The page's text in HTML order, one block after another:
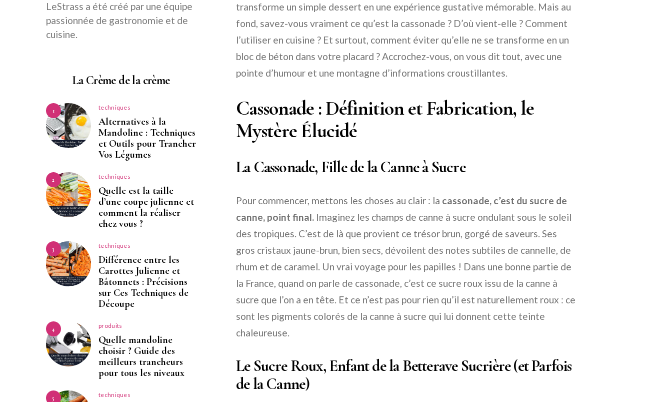
transforme un simple dessert en une expérience gustative mémorable. Mais au
fond, savez-vous vraiment ce qu’est la cassonade ? D’où vient-elle ? Comment
l’utiliser en cuisine ? Et surtout, comment éviter qu’elle ne se transforme en un
bloc de béton dans votre placard ? Accrochez-vous, on vous dit tout, avec une
pointe d’humour et une montagne d’informations croustillantes.
Cassonade : Définition et Fabrication, le
Mystère Élucidé
La Cassonade, Fille de la Canne à Sucre
Pour commencer, mettons les choses au clair : la cassonade, c’est du sucre de
canne, point final. Imaginez les champs de canne à sucre ondulant sous le soleil
des tropiques. C’est de là que provient ce trésor brun, gorgé de saveurs. Ses
gros cristaux jaune-brun, bien secs, dévoilent des notes subtiles de cannelle, de
rhum et de caramel. Un vrai voyage pour les papilles ! Dans une bonne partie de
la France, quand on parle de cassonade, c’est ce sucre roux issu de la canne à
sucre que l’on a en tête. Et ce n’est pas pour rien qu’il est naturellement roux : ce
sont les pigments colorés de la canne à sucre qui lui donnent cette teinte
chaleureuse.
Le Sucre Roux, Enfant de la Betterave Sucrière (et Parfois
de la Canne)
LeStrass a été créé par une équipe
passionnée de gastronomie et de
cuisine.
La Crème de la crème
1 techniques
Alternatives à la
Mandoline : Techniques
et Outils pour Trancher
Vos Légumes
2 techniques
Quelle est la taille
d’une coupe julienne et
comment la réaliser
chez vous ?
3 techniques
Différence entre les
Carottes Julienne et
Bâtonnets : Précisions
sur Ces Techniques de
Découpe
4 produits
Quelle mandoline
choisir ? Guide des
meilleurs trancheurs
pour tous les niveaux
5 techniques